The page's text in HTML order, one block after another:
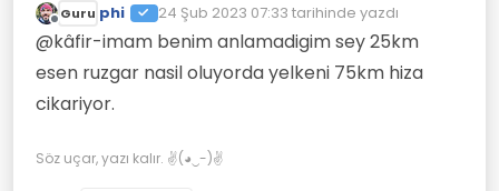
tarafından döndürülmesi
gerekir.
Rüzgarla ters yönde
döndürdüğün zaman havayı
orada sıkıştırıp itiş gücünü
daha fazla sağlıyor olabilir.
Çevrimdışı
Guru phi 24 Şub 2023 07:33 tarihinde yazdı
Son düzenleyen:
@kâfir-imam benim anlamadigim sey 25km
esen ruzgar nasil oluyorda yelkeni 75km hiza
cikariyor.
Söz uçar, yazı kalır. ✌(◕‿-)✌